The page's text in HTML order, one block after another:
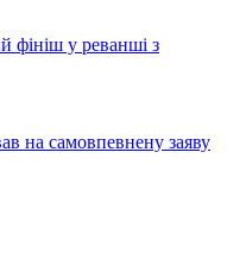
фініш у реванші з
на самовпевнену заяву